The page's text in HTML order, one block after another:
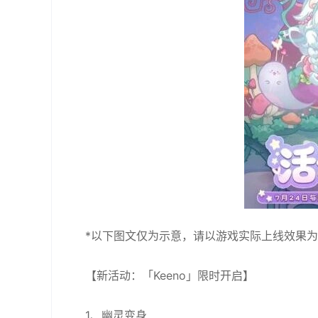
*以下图文仅为示意，请以游戏实际上线效果
【新活动：「Keeno」限时开启】
1、幽灵变身